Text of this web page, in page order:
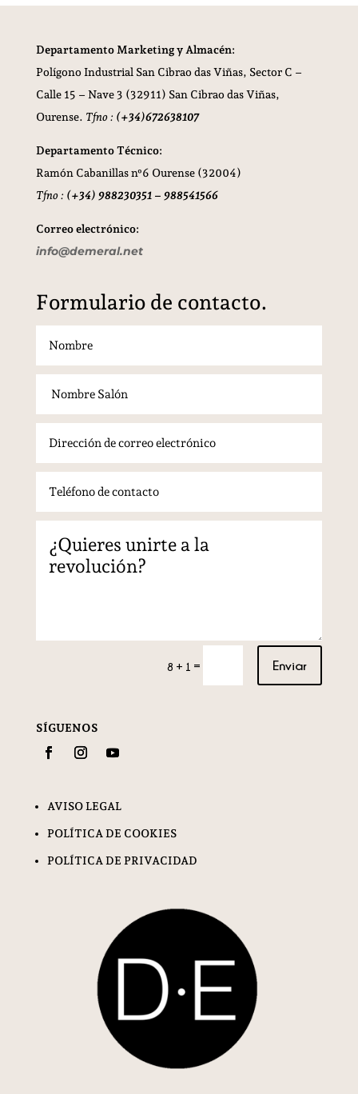
Departamento Marketing y Almacén:
Polígono Industrial San Cibrao das Viñas, Sector C –
Calle 15 – Nave 3 (32911) San Cibrao das Viñas,
Ourense. Tfno : (+34)672638107
Departamento Técnico:
Ramón Cabanillas nº6 Ourense (32004)
Tfno : (+34) 988230351 – 988541566
Correo electrónico:
info@demeral.net
Formulario de contacto.
8 + 1 = Enviar
SÍGUENOS
AVISO LEGAL
POLÍTICA DE COOKIES
POLÍTICA DE PRIVACIDAD